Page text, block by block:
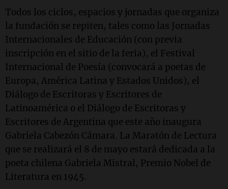
Todos los ciclos, espacios y jornadas que organiza
la fundación se repiten, tales como las Jornadas
Internacionales de Educación (con previa
inscripción en el sitio de la feria), el Festival
Internacional de Poesía (convocará a poetas de
Europa, América Latina y Estados Unidos), el
Diálogo de Escritoras y Escritores de
Latinoamérica o el Diálogo de Escritoras y
Escritores de Argentina que este año inaugura
Gabriela Cabezón Cámara. La Maratón de Lectura
que se realizará el 8 de mayo estará dedicada a la
poeta chilena Gabriela Mistral, Premio Nobel de
Literatura en 1945.